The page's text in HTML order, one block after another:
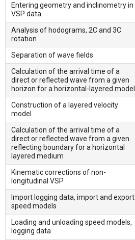
Entering geometry and inclinometry in
VSP data
Analysis of hodograms, 2C and 3C
rotation
Separation of wave fields
Calculation of the arrival time of a
direct or reflected wave from a given
horizon for a horizontal-layered model
Construction of a layered velocity
model
Calculation of the arrival time of a
direct or reflected wave from a given
reflecting boundary for a horizontal
layered medium
Kinematic corrections of non-
longitudinal VSP
Import logging data, import and export
speed models
Loading and unloading speed models,
logging data